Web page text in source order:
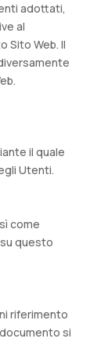
adottati,
al
Sito Web. Il
il quale
Utenti.
come
questo
riferimento
si